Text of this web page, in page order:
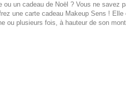
ou un cadeau de Noël ? Vous ne savez
une carte cadeau Makeup Sens !
ou plusieurs fois, à hauteur de son